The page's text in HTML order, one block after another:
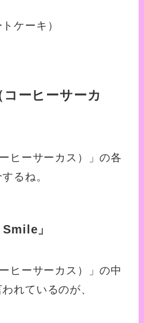
ケーキ）
ーヒーサーカ
ヒーサーカス）」の各
るね。
」
ヒーサーカス）」の中
れているのが、